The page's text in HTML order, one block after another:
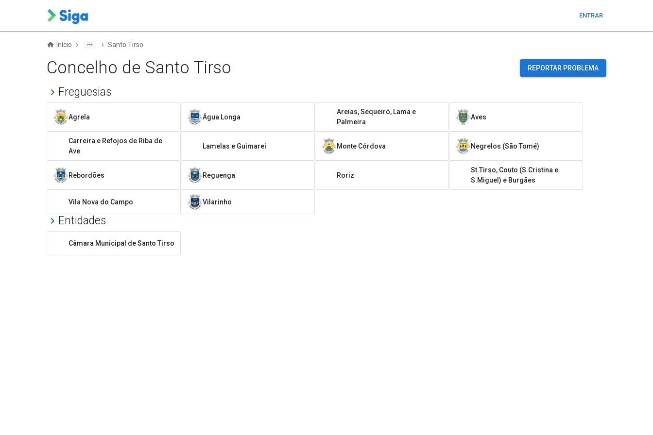
ENTRAR
Início › › Santo Tirso
Concelho de Santo Tirso REPORTAR PROBLEMA
Freguesias
Agrela Água Longa
Areias, Sequeiró, Lama e
Palmeira
Aves
Carreira e Refojos de Riba de
Ave
Lamelas e Guimarei Monte Córdova Negrelos (São Tomé)
Rebordões Reguenga Roriz
St.Tirso, Couto (S.Cristina e
S.Miguel) e Burgães
Vila Nova do Campo Vilarinho
Entidades
Câmara Municipal de Santo Tirso